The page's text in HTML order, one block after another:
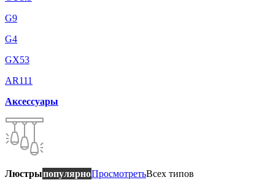
G9
G4
GX53
AR111
Аксессуары
ЛюстрыпопулярноПросмотретьВсех типов